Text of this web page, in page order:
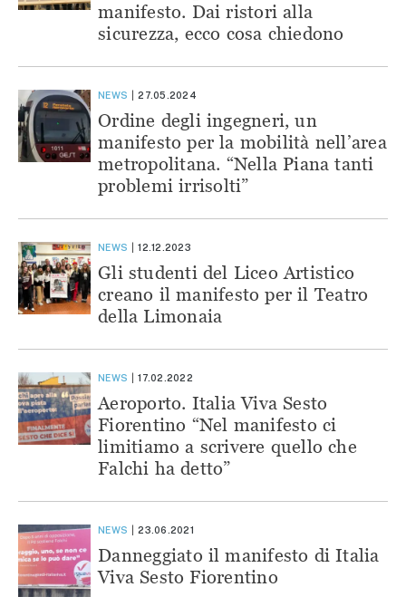
manifesto. Dai ristori alla
sicurezza, ecco cosa chiedono
NEWS 27.05.2024
Ordine degli ingegneri, un
manifesto per la mobilità nell’area
metropolitana. “Nella Piana tanti
problemi irrisolti”
NEWS 12.12.2023
Gli studenti del Liceo Artistico
creano il manifesto per il Teatro
della Limonaia
NEWS 17.02.2022
Aeroporto. Italia Viva Sesto
Fiorentino “Nel manifesto ci
limitiamo a scrivere quello che
Falchi ha detto”
NEWS 23.06.2021
Danneggiato il manifesto di Italia
Viva Sesto Fiorentino